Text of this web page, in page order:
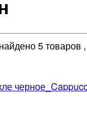
5 товаров